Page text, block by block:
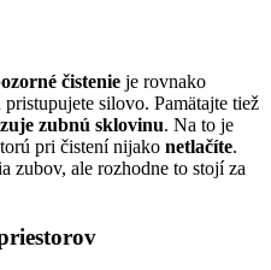
čistenie je rovnako
silovo. Pamätajte tiež
zubnú sklovinu. Na to je
pri čistení nijako netlačíte.
zubov, ale rozhodne to stojí za